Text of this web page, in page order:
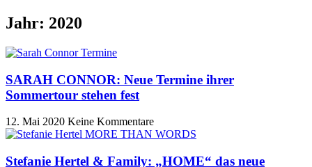
Jahr: 2020
SARAH CONNOR: Neue Termine ihrer
Sommertour stehen fest
12. Mai 2020 Keine Kommentare
Stefanie Hertel & Family: „HOME“ das neue